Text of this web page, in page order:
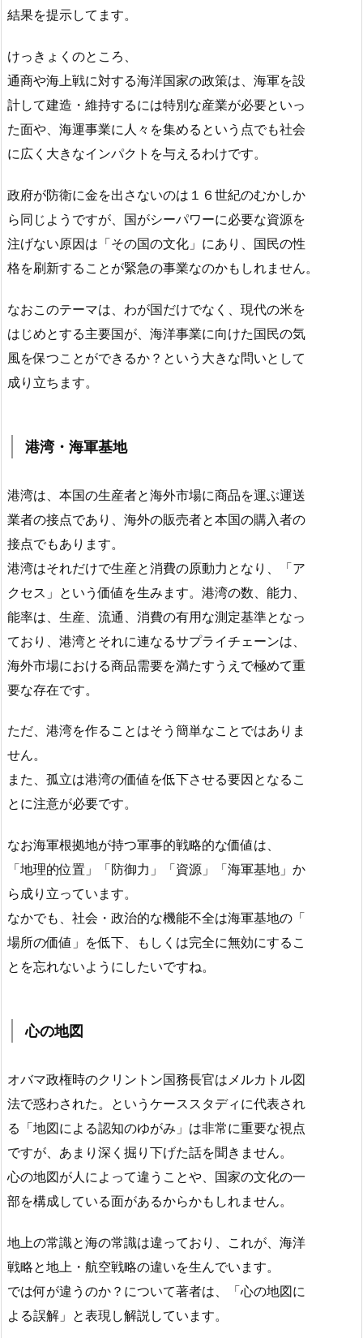
結果を提示してます。
けっきょくのところ、
通商や海上戦に対する海洋国家の政策は、海軍を設
計して建造・維持するには特別な産業が必要といっ
た面や、海運事業に人々を集めるという点でも社会
に広く大きなインパクトを与えるわけです。
政府が防衛に金を出さないのは１６世紀のむかしか
ら同じようですが、国がシーパワーに必要な資源を
注げない原因は「その国の文化」にあり、国民の性
格を刷新することが緊急の事業なのかもしれません。
なおこのテーマは、わが国だけでなく、現代の米を
はじめとする主要国が、海洋事業に向けた国民の気
風を保つことができるか？という大きな問いとして
成り立ちます。
港湾・海軍基地
港湾は、本国の生産者と海外市場に商品を運ぶ運送
業者の接点であり、海外の販売者と本国の購入者の
接点でもあります。
港湾はそれだけで生産と消費の原動力となり、「ア
クセス」という価値を生みます。港湾の数、能力、
能率は、生産、流通、消費の有用な測定基準となっ
ており、港湾とそれに連なるサプライチェーンは、
海外市場における商品需要を満たすうえで極めて重
要な存在です。
ただ、港湾を作ることはそう簡単なことではありま
せん。
また、孤立は港湾の価値を低下させる要因となるこ
とに注意が必要です。
なお海軍根拠地が持つ軍事的戦略的な価値は、
「地理的位置」「防御力」「資源」「海軍基地」か
ら成り立っています。
なかでも、社会・政治的な機能不全は海軍基地の「
場所の価値」を低下、もしくは完全に無効にするこ
とを忘れないようにしたいですね。
心の地図
オバマ政権時のクリントン国務長官はメルカトル図
法で惑わされた。というケーススタディに代表され
る「地図による認知のゆがみ」は非常に重要な視点
ですが、あまり深く掘り下げた話を聞きません。
心の地図が人によって違うことや、国家の文化の一
部を構成している面があるからかもしれません。
地上の常識と海の常識は違っており、これが、海洋
戦略と地上・航空戦略の違いを生んでいます。
では何が違うのか？について著者は、「心の地図に
よる誤解」と表現し解説しています。